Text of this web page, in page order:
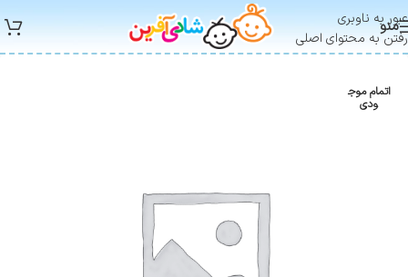
عبور به ناوبری
رفتن به محتوای اصلی
منو
اتمام موج
ودی